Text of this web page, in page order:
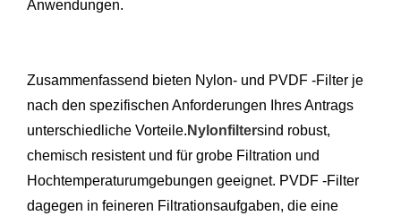
Anwendungen.
Zusammenfassend bieten Nylon- und PVDF -Filter je
nach den spezifischen Anforderungen Ihres Antrags
unterschiedliche Vorteile. Nylonfiltersind robust,
chemisch resistent und für grobe Filtration und
Hochtemperaturumgebungen geeignet. PVDF -Filter
dagegen in feineren Filtrationsaufgaben, die eine